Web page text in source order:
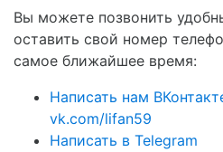
Вы можете позвонить
оставить свой номер
самое ближайшее время:
Написать нам
vk.com/lifan59
Написать в Telegram